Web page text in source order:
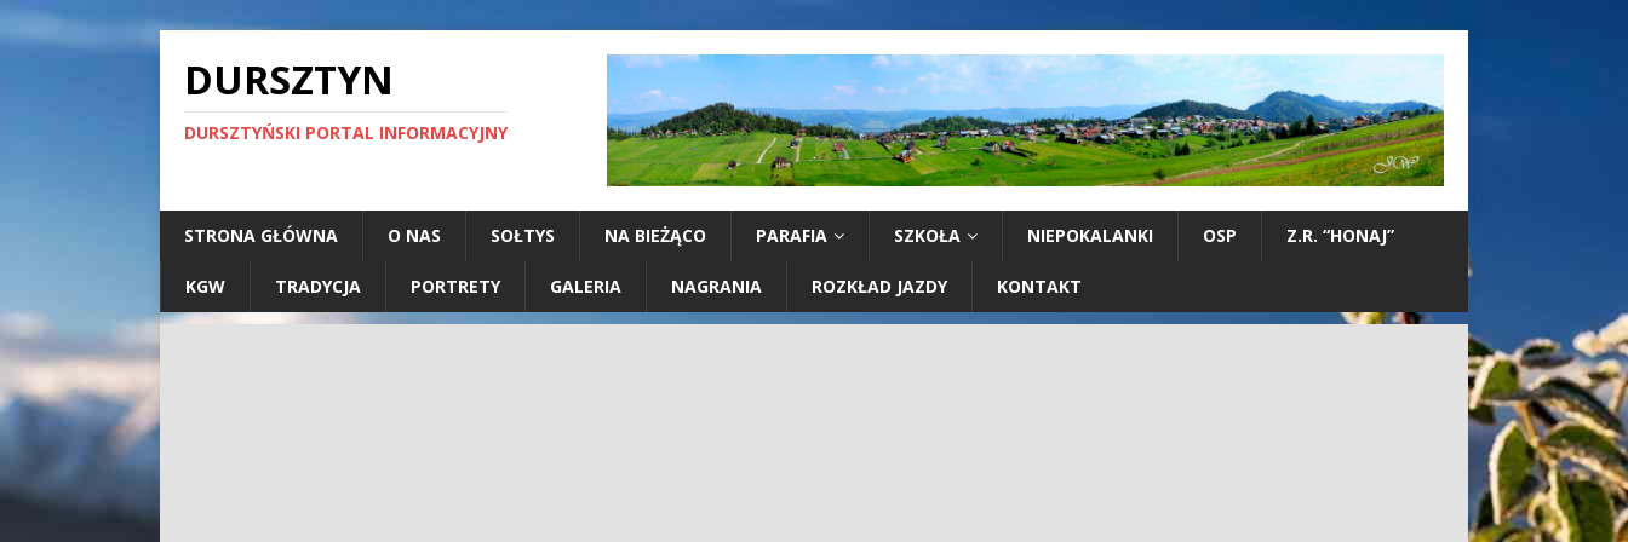
DURSZTYN
DURSZTYŃSKI PORTAL INFORMACYJNY
STRONA GŁÓWNA O NAS SOŁTYS NA BIEŻĄCO PARAFIA SZKOŁA NIEPOKALANKI OSP Z.R. “HONAJ”
KGW TRADYCJA PORTRETY GALERIA NAGRANIA ROZKŁAD JAZDY KONTAKT